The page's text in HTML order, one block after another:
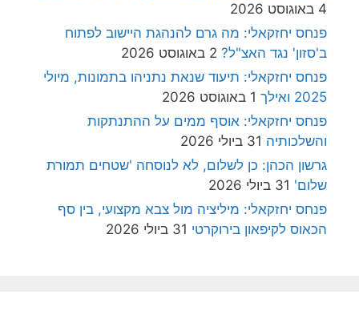
4 באוגוסט 2026
פנחס יחזקאלי: מה גרם להנהגת היישוב לפתוח
ב'סזון' נגד האצ"ל? 2 באוגוסט 2026
פנחס יחזקאלי: תיעוד שנאת נתניהו בתמונות, מיולי
2025 ואילך
1 באוגוסט 2026
פנחס יחזקאלי: אוסף ממים על ההתנתקות
והשלכותיה 31 ביולי 2026
גרשון הכהן: כן לשלום, לא לנוסחה 'שטחים תמורת
שלום' 31 ביולי 2026
פנחס יחזקאלי: מיליציה מול צבא מקצועי, בין סף
הכאוס לקיפאון בירוקרטי 31 ביולי 2026